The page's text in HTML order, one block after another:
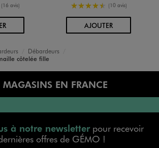
(16 avis)
AU PANIER
4.5/5 de moyenne
(10 avis)
AJOUTERAU PANIER
Débardeurs
côtelée fille
EN FRANCE
à notre newsletterpour recevoir
offres de GÉMO !